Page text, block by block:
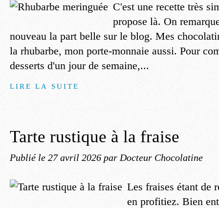
C'est une recette très
propose là. On
nouveau la part belle sur le blog. Mes
la rhubarbe, mon porte-monnaie aussi. Pour
desserts d'un jour de semaine,...
LIRE LA SUITE
Tarte rustique à la fraise
Publié le 27 avril 2026 par Docteur Chocolatine
Les fraises étant de
en profitiez. Bien